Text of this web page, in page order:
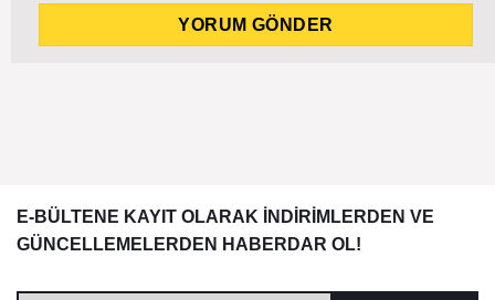
E-BÜLTENE KAYIT OLARAK İNDİRİMLERDEN VE
GÜNCELLEMELERDEN HABERDAR OL!